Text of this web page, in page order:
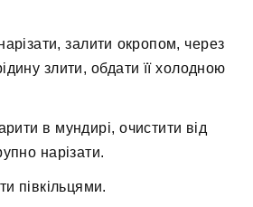
залити окропом, через
злити, обдати її холодною
в мундирі, очистити від
нарізати.
півкільцями.